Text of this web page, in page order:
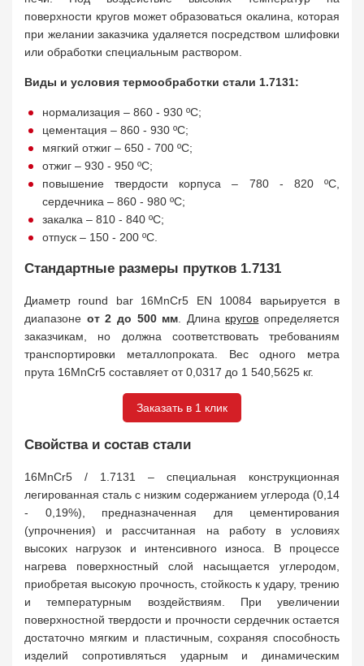
поверхности кругов может образоваться окалина, которая
при желании заказчика удаляется посредством шлифовки
или обработки специальным раствором.
Виды и условия термообработки стали 1.7131:
нормализация – 860 - 930 ºC;
цементация – 860 - 930 ºC;
мягкий отжиг – 650 - 700 ºC;
отжиг – 930 - 950 ºC;
повышение твердости корпуса – 780 - 820 ºC,
сердечника – 860 - 980 ºC;
закалка – 810 - 840 ºC;
отпуск – 150 - 200 ºC.
Стандартные размеры прутков 1.7131
Диаметр round bar 16MnCr5 EN 10084 варьируется в
диапазоне от 2 до 500 мм . Длина кругов определяется
заказчикам, но должна соответствовать требованиям
транспортировки металлопроката. Вес одного метра
прута 16MnCr5 составляет от 0,0317 до 1 540,5625 кг.
Заказать в 1 клик
Свойства и состав стали
16MnCr5 / 1.7131 – специальная конструкционная
легированная сталь с низким содержанием углерода (0,14
- 0,19%), предназначенная для цементирования
(упрочнения) и рассчитанная на работу в условиях
высоких нагрузок и интенсивного износа. В процессе
нагрева поверхностный слой насыщается углеродом,
приобретая высокую прочность, стойкость к удару, трению
и температурным воздействиям. При увеличении
поверхностной твердости и прочности сердечник остается
достаточно мягким и пластичным, сохраняя способность
изделий сопротивляться ударным и динамическим